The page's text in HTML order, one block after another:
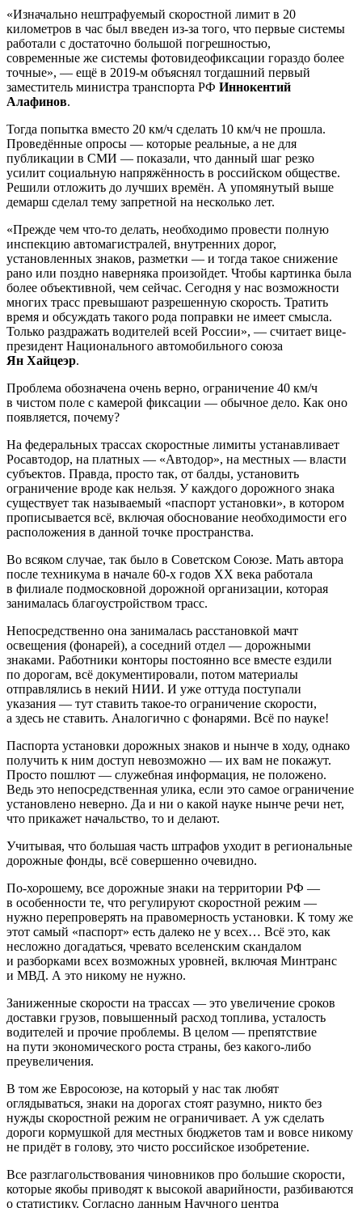
«Изначально нештрафуемый скоростной лимит в 20
километров в час был введен из-за того, что первые системы
работали с достаточно большой погрешностью,
современные же системы фотовидеофиксации гораздо более
точные», — ещё в 2019-м объяснял тогдашний первый
заместитель министра транспорта РФ Иннокентий
Алафинов.
Тогда попытка вместо 20 км/ч сделать 10 км/ч не прошла.
Проведённые опросы — которые реальные, а не для
публикации в СМИ — показали, что данный шаг резко
усилит социальную напряжённость в российском обществе.
Решили отложить до лучших времён. А упомянутый выше
демарш сделал тему запретной на несколько лет.
«Прежде чем что-то делать, необходимо провести полную
инспекцию автомагистралей, внутренних дорог,
установленных знаков, разметки — и тогда такое снижение
рано или поздно наверняка произойдет. Чтобы картинка была
более объективной, чем сейчас. Сегодня у нас возможности
многих трасс превышают разрешенную скорость. Тратить
время и обсуждать такого рода поправки не имеет смысла.
Только раздражать водителей всей России», — считает вице-
президент Национального автомобильного союза
Ян Хайцеэр.
Проблема обозначена очень верно, ограничение 40 км/ч
в чистом поле с камерой фиксации — обычное дело. Как оно
появляется, почему?
На федеральных трассах скоростные лимиты устанавливает
Росавтодор, на платных — «Автодор», на местных — власти
субъектов. Правда, просто так, от балды, установить
ограничение вроде как нельзя. У каждого дорожного знака
существует так называемый «паспорт установки», в котором
прописывается всё, включая обоснование необходимости его
расположения в данной точке пространства.
Во всяком случае, так было в Советском Союзе. Мать автора
после техникума в начале 60-х годов ХХ века работала
в филиале подмосковной дорожной организации, которая
занималась благоустройством трасс.
Непосредственно она занималась расстановкой мачт
освещения (фонарей), а соседний отдел — дорожными
знаками. Работники конторы постоянно все вместе ездили
по дорогам, всё документировали, потом материалы
отправлялись в некий НИИ. И уже оттуда поступали
указания — тут ставить такое-то ограничение скорости,
а здесь не ставить. Аналогично с фонарями. Всё по науке!
Паспорта установки дорожных знаков и нынче в ходу, однако
получить к ним доступ невозможно — их вам не покажут.
Просто пошлют — служебная информация, не положено.
Ведь это непосредственная улика, если это самое ограничение
установлено неверно. Да и ни о какой науке нынче речи нет,
что прикажет начальство, то и делают.
Учитывая, что большая часть штрафов уходит в региональные
дорожные фонды, всё совершенно очевидно.
По-хорошему, все дорожные знаки на территории РФ —
в особенности те, что регулируют скоростной режим —
нужно перепроверять на правомерность установки. К тому же
этот самый «паспорт» есть далеко не у всех… Всё это, как
несложно догадаться, чревато вселенским скандалом
и разборками всех возможных уровней, включая Минтранс
и МВД. А это никому не нужно.
Заниженные скорости на трассах — это увеличение сроков
доставки грузов, повышенный расход топлива, усталость
водителей и прочие проблемы. В целом — препятствие
на пути экономического роста страны, без какого-либо
преувеличения.
В том же Евросоюзе, на который у нас так любят
оглядываться, знаки на дорогах стоят разумно, никто без
нужды скоростной режим не ограничивает. А уж сделать
дороги кормушкой для местных бюджетов там и вовсе никому
не придёт в голову, это чисто российское изобретение.
Все разглагольствования чиновников про большие скорости,
которые якобы приводят к высокой аварийности, разбиваются
о статистику. Согласно данным Научного центра